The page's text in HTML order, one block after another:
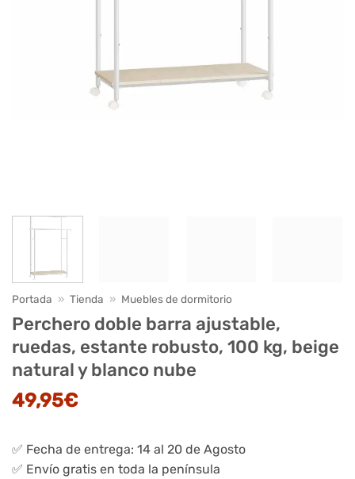
Portada » Tienda » Muebles de dormitorio
Perchero doble barra ajustable,
ruedas, estante robusto, 100 kg, beige
natural y blanco nube
49,95€
✅ Fecha de entrega: 14 al 20 de Agosto
✅ Envío gratis en toda la península